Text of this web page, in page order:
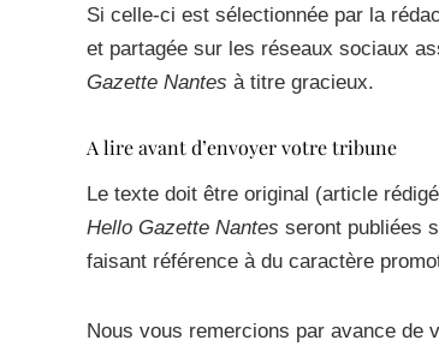
Si celle-ci est sélectionnée par la
et partagée sur les réseaux sociaux
Gazette Nantes à titre gracieux.
A lire avant d’envoyer votre tribune
Le texte doit être original (article
Hello Gazette Nantes seront publiées
faisant référence à du caractère
Nous vous remercions par avance de